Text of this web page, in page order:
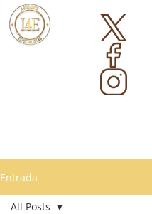
Entrada
All Posts